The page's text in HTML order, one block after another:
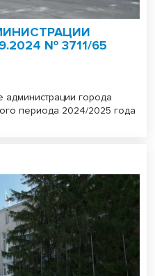
№ 3711/65
города
периода 2024/2025 года